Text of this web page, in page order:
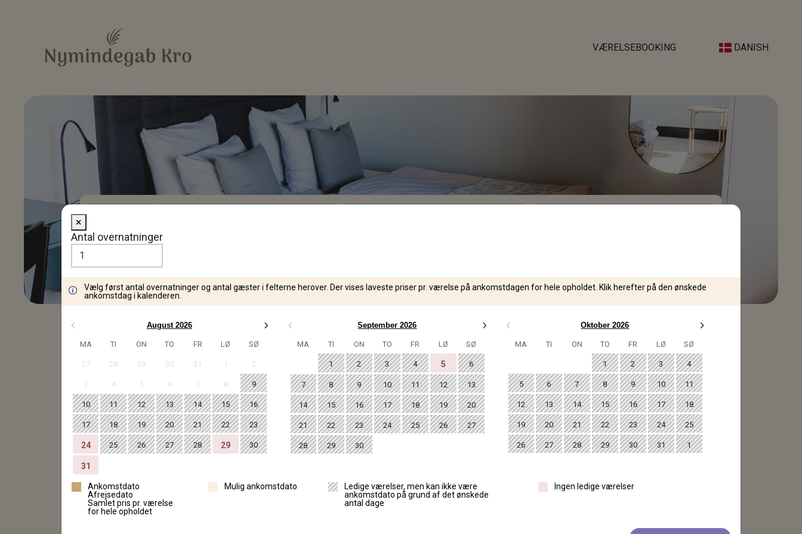
VÆRELSEBOOKING DANISH
×
Antal overnatninger
Vælg først antal overnatninger og antal gæster i felterne herover. Der vises laveste priser pr. værelse på ankomstdagen for hele opholdet. Klik herefter på den ønskede
ankomstdag i kalenderen.
August 2026
MA TI ON TO FR LØ SØ
27 28 29 30 31 1 2
3 4 5 6 7 8 9
10 11 12 13 14 15 16
17 18 19 20 21 22 23
24 25 26 27 28 29 30
31
September 2026
MA TI ON TO FR LØ SØ
1 2 3 4 5 6
7 8 9 10 11 12 13
14 15 16 17 18 19 20
21 22 23 24 25 26 27
28 29 30
Oktober 2026
MA TI ON TO FR LØ SØ
1 2 3 4
5 6 7 8 9 10 11
12 13 14 15 16 17 18
19 20 21 22 23 24 25
26 27 28 29 30 31 1
Ankomstdato
Afrejsedato
Samlet pris pr. værelse
for hele opholdet
Mulig ankomstdato
Ledige værelser, men kan ikke være
ankomstdato på grund af det ønskede
antal dage
Ingen ledige værelser
Værelsebooking
Har du spørgsmål, er du velkommen til at kontakte os på mailkontakt@nymindegabkro.dk eller tlf.
75289211.
Bemærk, at vi kun modtager gavekort fra Nymindegab Kro og Small Danish Hotels.
Da vi har begrænset plads i den ønskede periode, har vi lukket for online booking.
Kontakt og gerne på mail kontakt@nymindegabkro.dkeller tlf. 75289211, for at høre nærmere.